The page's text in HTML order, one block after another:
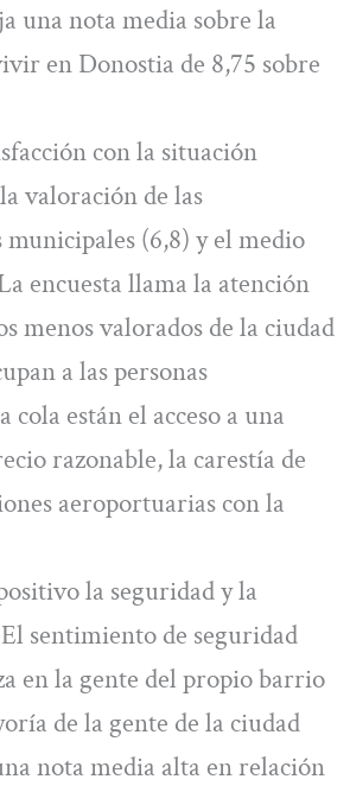
una nota media sobre la
en Donostia de 8,75 sobre
con la situación
valoración de las
(6,8) y el medio
encuesta llama la atención
menos valorados de la ciudad
a las personas
cola están el acceso a una
razonable, la carestía de
aeroportuarias con la
la seguridad y la
sentimiento de seguridad
en la gente del propio barrio
de la gente de la ciudad
nota media alta en relación